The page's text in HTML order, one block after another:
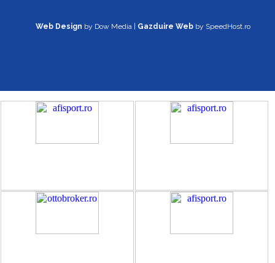
Web Design by Dow Media | Gazduire Web by SpeedHost.ro